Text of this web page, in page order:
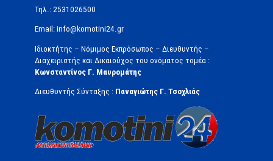
Τηλ.: 2531026500
Email: info@komotini24.gr
Ιδιοκτήτης – Νόμιμος Εκπρόσωπος – Διευθυντής –
Διαχειριστής και Δικαιούχος του ονόματος τομέα :
Κωνσταντίνος Γ. Μαυρομάτης
Διευθυντής Σύνταξης : Παναγιώτης Γ. Τσοχλιάς